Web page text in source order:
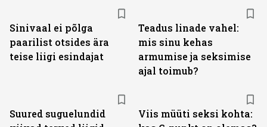
Sinivaal ei põlga
paarilist otsides ära
teise liigi esindajat
Teadus linade vahel:
mis sinu kehas
armumise ja seksimise
ajal toimub?
Suured suguelundid
Viis müüti seksi kohta: